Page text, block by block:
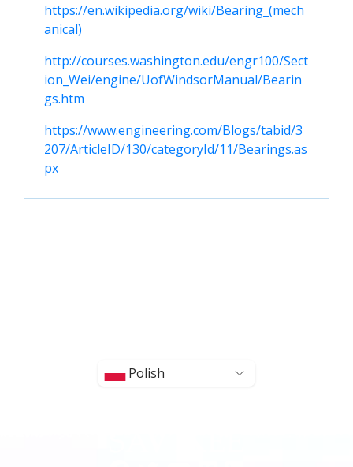
https://en.wikipedia.org/wiki/Bearing_(mech
anical)
http://courses.washington.edu/engr100/Sect
ion_Wei/engine/UofWindsorManual/Bearin
gs.htm
https://www.engineering.com/Blogs/tabid/3
207/ArticleID/130/categoryId/11/Bearings.as
px
Polish